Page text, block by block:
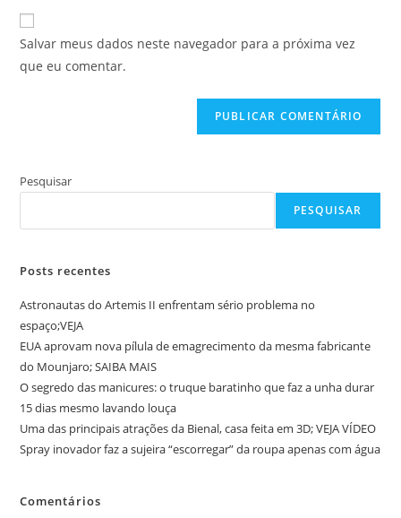
para
comentar
mail
para
comentar
URL
do
site
Salvar meus dados neste navegador para a próxima vez
que eu comentar.
Pesquisar
PESQUISAR
Posts recentes
Astronautas do Artemis II enfrentam sério problema no
espaço;VEJA
EUA aprovam nova pílula de emagrecimento da mesma fabricante
do Mounjaro; SAIBA MAIS
O segredo das manicures: o truque baratinho que faz a unha durar
15 dias mesmo lavando louça
Uma das principais atrações da Bienal, casa feita em 3D; VEJA VÍDEO
Spray inovador faz a sujeira “escorregar” da roupa apenas com água
Comentários